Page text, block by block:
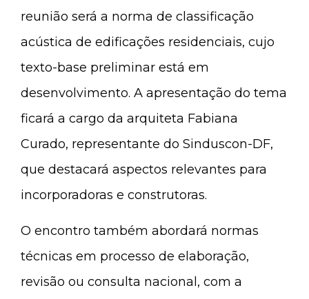
reunião será a norma de classificação
acústica de edificações residenciais, cujo
texto-base preliminar está em
desenvolvimento. A apresentação do tema
ficará a cargo da arquiteta Fabiana
Curado, representante do Sinduscon-DF,
que destacará aspectos relevantes para
incorporadoras e construtoras.
O encontro também abordará normas
técnicas em processo de elaboração,
revisão ou consulta nacional, com a